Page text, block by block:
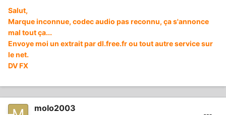
Salut,
Marque inconnue, codec audio pas reconnu, ça s'annonce
mal tout ça...
Envoye moi un extrait par dl.free.fr ou tout autre service sur
le net.
DV FX
molo2003